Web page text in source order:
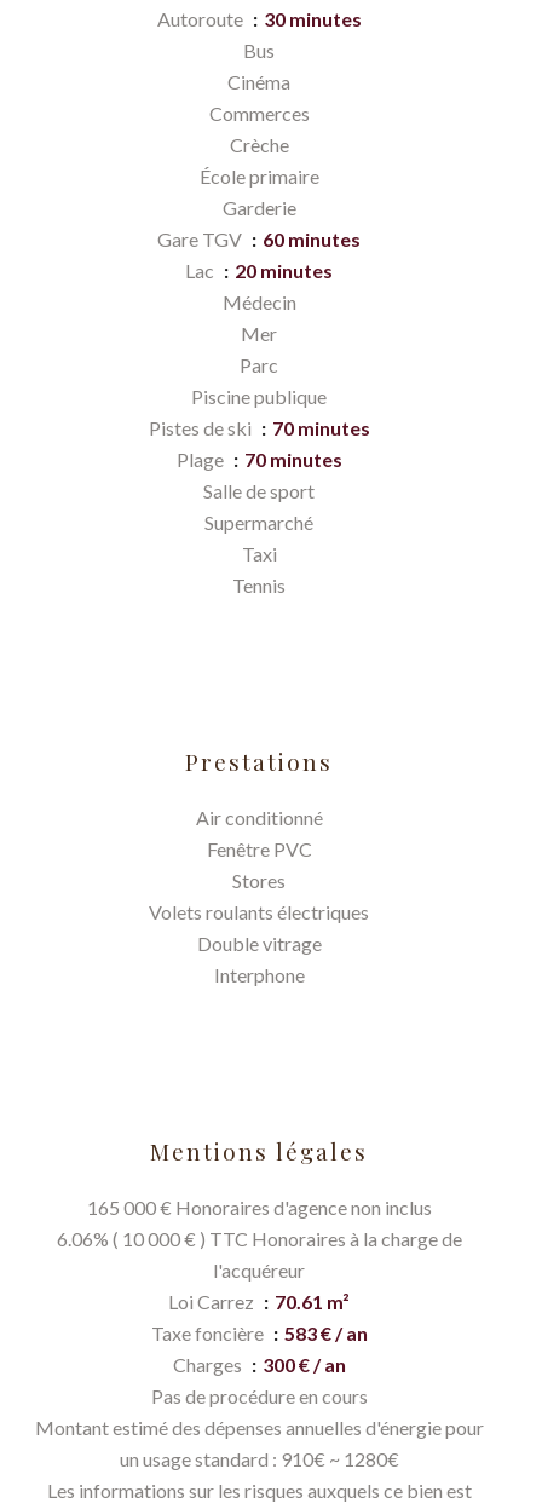
Autoroute
30 minutes
Bus
Cinéma
Commerces
Crèche
École primaire
Garderie
Gare TGV
60 minutes
Lac
20 minutes
Médecin
Mer
Parc
Piscine publique
Pistes de ski
70 minutes
Plage
70 minutes
Salle de sport
Supermarché
Taxi
Tennis
Prestations
Air conditionné
Fenêtre PVC
Stores
Volets roulants électriques
Double vitrage
Interphone
Mentions légales
165 000 € Honoraires d'agence non inclus
6.06% ( 10 000 € ) TTC Honoraires à la charge de
l'acquéreur
Loi Carrez
70.61 m²
Taxe foncière
583 € / an
Charges
300 € / an
Pas de procédure en cours
Montant estimé des dépenses annuelles d'énergie pour
un usage standard : 910€ ~ 1280€
Les informations sur les risques auxquels ce bien est